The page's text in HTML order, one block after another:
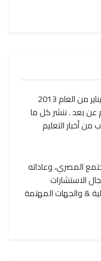
تأسست منصة واكاديمية كتاتيب اونلاين في يناير من العام 2013
عن بعد . ننشر كل ما
من أخبار التعليم
المصري، وعاداته
الاستشارات
& والجهات المهتمة